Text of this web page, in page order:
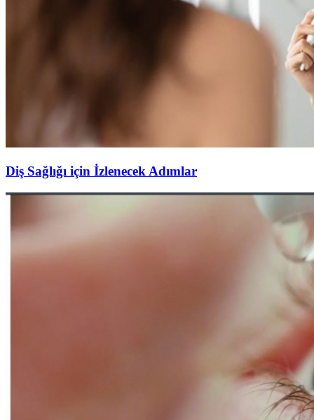
Diş Sağlığı için İzlenecek Adımlar